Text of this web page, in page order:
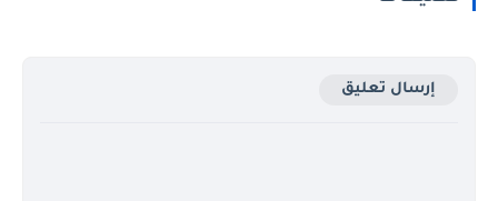
إرسال تعليق